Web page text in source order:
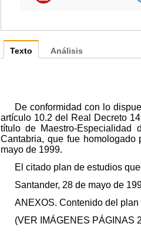
Texto
De conformidad con lo
artículo 10.2 del Real Decreto
título de Maestro-
Cantabria, que fue
mayo de 1999.
El citado plan de estudios
Santander, 28 de mayo de
ANEXOS. Contenido del plan
(VER IMÁGENES PÁGINAS
Análisis